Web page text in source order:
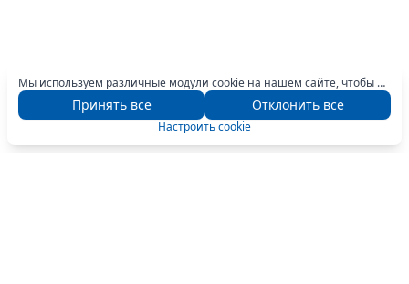
Мы используем различные модули cookie на нашем сайте, чтобы предоставить вам оптимальный опыт навигации. Для получения дополнительной информации нажмите кнопку «Настроить».
Принять все Отклонить все
Настроить cookie